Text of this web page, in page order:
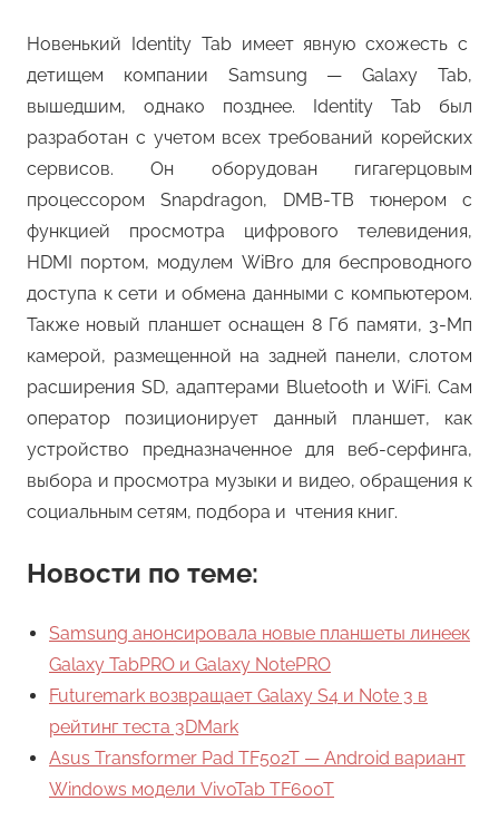
Новенький Identity Tab имеет явную схожесть с
детищем компании Samsung — Galaxy Tab,
вышедшим, однако позднее. Identity Tab был
разработан с учетом всех требований корейских
сервисов. Он оборудован гигагерцовым
процессором Snapdragon, DMB-ТВ тюнером с
функцией просмотра цифрового телевидения,
HDMI портом, модулем WiBro для беспроводного
доступа к сети и обмена данными с компьютером.
Также новый планшет оснащен 8 Гб памяти, 3-Мп
камерой, размещенной на задней панели, слотом
расширения SD, адаптерами Bluetooth и WiFi. Сам
оператор позиционирует данный планшет, как
устройство предназначенное для веб-серфинга,
выбора и просмотра музыки и видео, обращения к
социальным сетям, подбора и чтения книг.
Новости по теме:
Samsung анонсировала новые планшеты линеек
Galaxy TabPRO и Galaxy NotePRO
Futuremark возвращает Galaxy S4 и Note 3 в
рейтинг теста 3DMark
Asus Transformer Pad TF502T — Android вариант
Windows модели VivoTab TF600T